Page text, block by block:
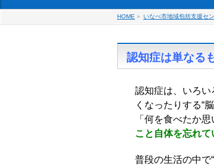
HOME » いなべ市地域包括支援セ
認知症は単なる
認知症は、いろ
くなったりする“
「何を食べたか
こと自体を忘れて
普段の生活の中で